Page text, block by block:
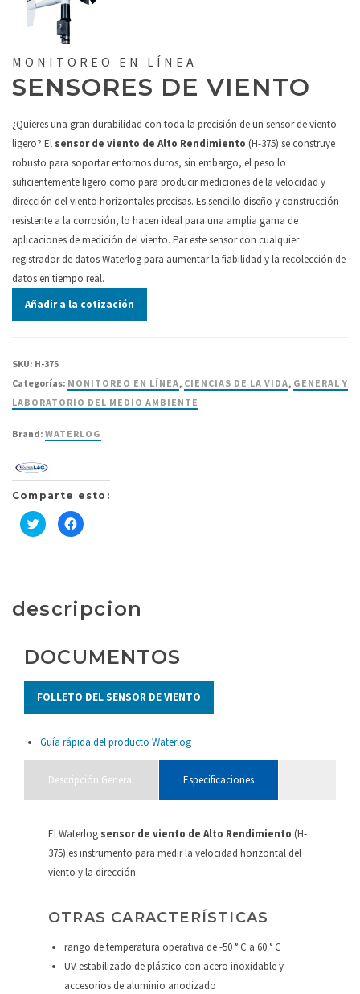
MONITOREO EN LÍNEA
SENSORES DE VIENTO
¿Quieres una gran durabilidad con toda la precisión de un sensor de viento
ligero? El sensor de viento de Alto Rendimiento (H-375) se construye
robusto para soportar entornos duros, sin embargo, el peso lo
suficientemente ligero como para producir mediciones de la velocidad y
dirección del viento horizontales precisas. Es sencillo diseño y construcción
resistente a la corrosión, lo hacen ideal para una amplia gama de
aplicaciones de medición del viento. Par este sensor con cualquier
registrador de datos Waterlog para aumentar la fiabilidad y la recolección de
datos en tiempo real.
Añadir a la cotización
SKU: H-375
Categorías: MONITOREO EN LÍNEA, CIENCIAS DE LA VIDA, GENERAL Y
LABORATORIO DEL MEDIO AMBIENTE
Brand: WATERLOG
Comparte esto:
Haz
clic
una
ventana
Haz
clic
una
ventana
descripcion
DOCUMENTOS
FOLLETO DEL SENSOR DE VIENTO
Guía rápida del producto Waterlog
Descripción General Especificaciones
El Waterlog sensor de viento de Alto Rendimiento (H-
375) es instrumento para medir la velocidad horizontal del
viento y la dirección.
OTRAS CARACTERÍSTICAS
rango de temperatura operativa de -50 ° C a 60 ° C
UV estabilizado de plástico con acero inoxidable y
accesorios de aluminio anodizado